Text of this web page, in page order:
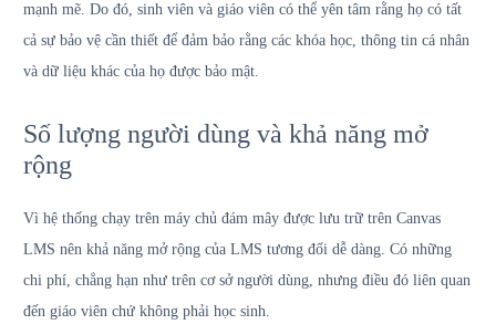
mạnh mẽ. Do đó, sinh viên và giáo viên có thể yên tâm rằng họ có tất
cả sự bảo vệ cần thiết để đảm bảo rằng các khóa học, thông tin cá nhân
và dữ liệu khác của họ được bảo mật.
Số lượng người dùng và khả năng mở
rộng
Vì hệ thống chạy trên máy chủ đám mây được lưu trữ trên Canvas
LMS nên khả năng mở rộng của LMS tương đối dễ dàng. Có những
chi phí, chẳng hạn như trên cơ sở người dùng, nhưng điều đó liên quan
đến giáo viên chứ không phải học sinh.